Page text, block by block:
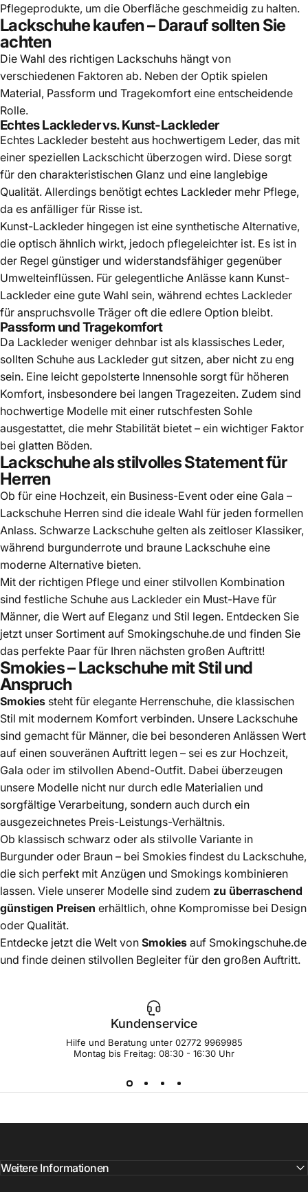
Pflegeprodukte, um die Oberfläche geschmeidig zu halten.
Lackschuhe kaufen – Darauf sollten Sie
achten
Die Wahl des richtigen Lackschuhs hängt von
verschiedenen Faktoren ab. Neben der Optik spielen
Material, Passform und Tragekomfort eine entscheidende
Rolle.
Echtes Lackleder vs. Kunst-Lackleder
Echtes Lackleder besteht aus hochwertigem Leder, das mit
einer speziellen Lackschicht überzogen wird. Diese sorgt
für den charakteristischen Glanz und eine langlebige
Qualität. Allerdings benötigt echtes Lackleder mehr Pflege,
da es anfälliger für Risse ist.
Kunst-Lackleder hingegen ist eine synthetische Alternative,
die optisch ähnlich wirkt, jedoch pflegeleichter ist. Es ist in
der Regel günstiger und widerstandsfähiger gegenüber
Umwelteinflüssen. Für gelegentliche Anlässe kann Kunst-
Lackleder eine gute Wahl sein, während echtes Lackleder
für anspruchsvolle Träger oft die edlere Option bleibt.
Passform und Tragekomfort
Da Lackleder weniger dehnbar ist als klassisches Leder,
sollten Schuhe aus Lackleder gut sitzen, aber nicht zu eng
sein. Eine leicht gepolsterte Innensohle sorgt für höheren
Komfort, insbesondere bei langen Tragezeiten. Zudem sind
hochwertige Modelle mit einer rutschfesten Sohle
ausgestattet, die mehr Stabilität bietet – ein wichtiger Faktor
bei glatten Böden.
Lackschuhe als stilvolles Statement für
Herren
Ob für eine Hochzeit, ein Business-Event oder eine Gala –
Lackschuhe Herren sind die ideale Wahl für jeden formellen
Anlass. Schwarze Lackschuhe gelten als zeitloser Klassiker,
während burgunderrote und braune Lackschuhe eine
moderne Alternative bieten.
Mit der richtigen Pflege und einer stilvollen Kombination
sind festliche Schuhe aus Lackleder ein Must-Have für
Männer, die Wert auf Eleganz und Stil legen. Entdecken Sie
jetzt unser Sortiment auf Smokingschuhe.de und finden Sie
das perfekte Paar für Ihren nächsten großen Auftritt!
Smokies – Lackschuhe mit Stil und
Anspruch
Smokies steht für elegante Herrenschuhe, die klassischen
Stil mit modernem Komfort verbinden. Unsere Lackschuhe
sind gemacht für Männer, die bei besonderen Anlässen Wert
auf einen souveränen Auftritt legen – sei es zur Hochzeit,
Gala oder im stilvollen Abend-Outfit. Dabei überzeugen
unsere Modelle nicht nur durch edle Materialien und
sorgfältige Verarbeitung, sondern auch durch ein
ausgezeichnetes Preis-Leistungs-Verhältnis.
Ob klassisch schwarz oder als stilvolle Variante in
Burgunder oder Braun – bei Smokies findest du Lackschuhe,
die sich perfekt mit Anzügen und Smokings kombinieren
lassen. Viele unserer Modelle sind zudem zu überraschend
günstigen Preisen erhältlich, ohne Kompromisse bei Design
oder Qualität.
Entdecke jetzt die Welt von Smokies auf Smokingschuhe.de
und finde deinen stilvollen Begleiter für den großen Auftritt.
Kundenservice
Hilfe und Beratung unter 02772 9969985
Montag bis Freitag: 08:30 - 16:30 Uhr
Weitere Informationen